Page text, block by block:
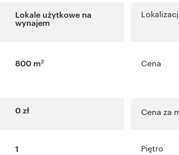
Lokale użytkowe na
wynajem
800 m2 Cena
0 zł Cena za
1 Piętro